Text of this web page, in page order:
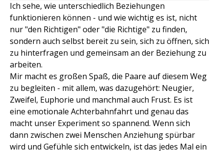
Ich sehe, wie unterschiedlich Beziehungen
funktionieren können - und wie wichtig es ist, nicht
nur "den Richtigen" oder "die Richtige" zu finden,
sondern auch selbst bereit zu sein, sich zu öffnen, sich
zu hinterfragen und gemeinsam an der Beziehung zu
arbeiten.
Mir macht es großen Spaß, die Paare auf diesem Weg
zu begleiten - mit allem, was dazugehört: Neugier,
Zweifel, Euphorie und manchmal auch Frust. Es ist
eine emotionale Achterbahnfahrt und genau das
macht unser Experiment so spannend. Wenn sich
dann zwischen zwei Menschen Anziehung spürbar
wird und Gefühle sich entwickeln, ist das jedes Mal ein